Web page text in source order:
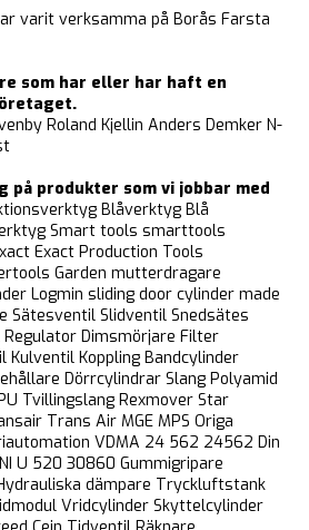
varit verksamma på Borås Farsta
som har eller har haft en
Roland Kjellin Anders Demker N-
på produkter som vi jobbar med
Blåverktyg Blå
Smart tools smarttools
Exact Production Tools
Garden mutterdragare
Logmin sliding door cylinder made
Sätesventil Slidventil Snedsätes
Dimsmörjare Filter
Koppling Bandcylinder
Dörrcylindrar Slang Polyamid
Tvillingslang Rexmover Star
Trans Air MGE MPS Origa
VDMA 24 562 24562 Din
U 520 30860 Gummigripare
dämpare Tryckluftstank
Vridcylinder Skyttelcylinder